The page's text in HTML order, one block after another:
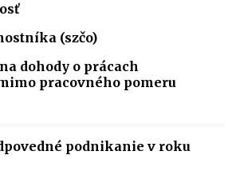
(szčo)
dohody o prácach
pracovného pomeru
podnikanie v roku